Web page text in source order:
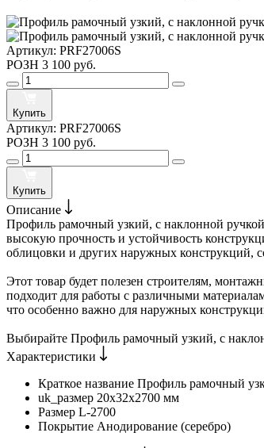
Артикул: PRF27006S
РОЗН 3 100 руб.
Купить
Артикул: PRF27006S
РОЗН 3 100 руб.
Купить
Описание
Профиль рамочный узкий, c наклонной
высокую прочность и устойчивость
облицовки и других наружных конструкций,
Этот товар будет полезен строителям,
подходит для работы с различными
что особенно важно для наружных
Выбирайте Профиль рамочный узкий, c
Характеристики
Краткое название Профиль рамочный
uk_размер 20х32х2700 мм
Размер L-2700
Покрытие Анодирование (серебро)